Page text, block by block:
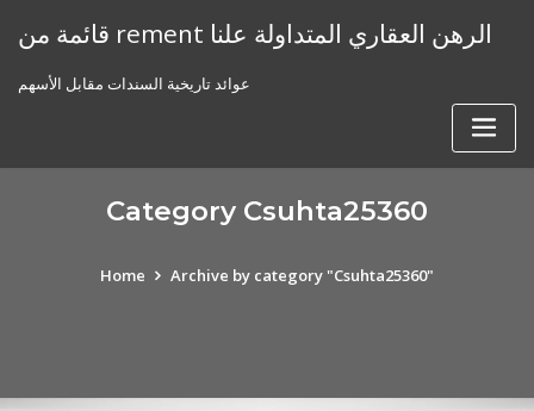
قائمة من rement الرهن العقاري المتداولة علنا
عوائد تاريخية السندات مقابل الأسهم
Category Csuhta25360
Home Archive by category "Csuhta25360"